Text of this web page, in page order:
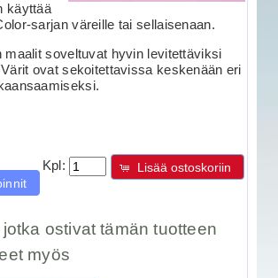
käyttää
sarjan väreille tai sellaisenaan.
maalit soveltuvat hyvin levitettäviksi
ovat sekoitettavissa keskenään eri
Kpl:
Lisää ostoskoriin
ostivat tämän tuotteen
myös